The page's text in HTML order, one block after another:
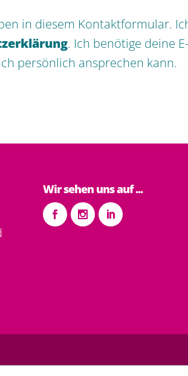
in diesem Kontaktformular.
. Ich benötige deine
persönlich ansprechen kann.
Wir sehen uns auf ...